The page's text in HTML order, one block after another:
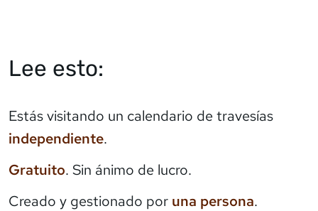
Lee esto:
Estás visitando un calendario de travesías
independiente.
Gratuito. Sin ánimo de lucro.
Creado y gestionado por una persona.